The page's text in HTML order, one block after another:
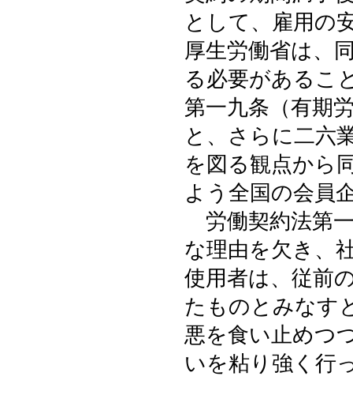
として、雇用の
厚生労働省は、
る必要があるこ
第一九条（有期
と、さらに二六
を図る観点から
よう全国の会員
労働契約法第
な理由を欠き、
使用者は、従前
たものとみなす
悪を食い止めつ
いを粘り強く行